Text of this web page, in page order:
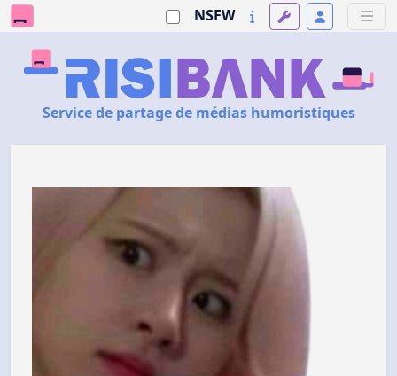
NSFW
Service de partage de médias humoristiques